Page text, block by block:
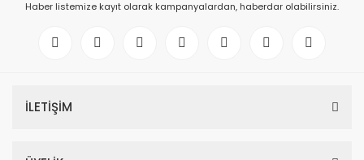
Haber listemize kayıt olarak kampanyalardan, haberdar olabilirsiniz.
İLETİŞİM